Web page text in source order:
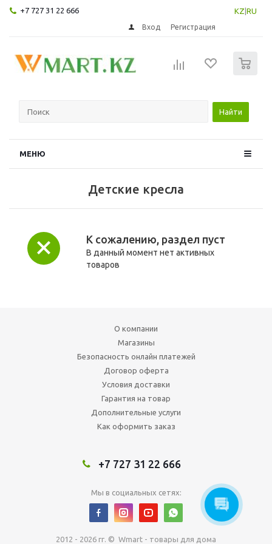
+7 727 31 22 666 KZ RU
Вход Регистрация
Найти
МЕНЮ
Детские кресла
К сожалению, раздел пуст
В данный момент нет активных
товаров
О компании
Магазины
Безопасность онлайн платежей
Договор оферта
Условия доставки
Гарантия на товар
Дополнительные услуги
Как оформить заказ
+7 727 31 22 666
Мы в социальных сетях:
2012 - 2026 гг. © Wmart - товары для дома